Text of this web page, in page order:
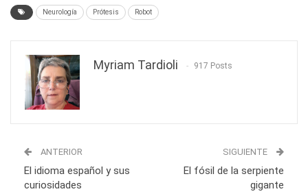
Neurología Prótesis Robot
Myriam Tardioli 917 Posts
ANTERIOR
El idioma español y sus
curiosidades
SIGUIENTE
El fósil de la serpiente
gigante